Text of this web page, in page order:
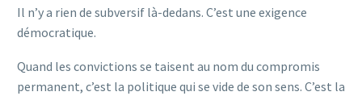
Il n’y a rien de subversif là-dedans. C’est une exigence
démocratique.
Quand les convictions se taisent au nom du compromis
permanent, c’est la politique qui se vide de son sens. C’est la